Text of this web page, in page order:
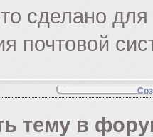
сделано для
почтовой
тему в